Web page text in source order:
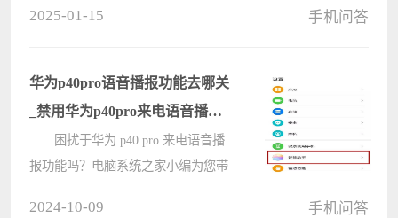
能出现的显卡冲突问题。 第一步
????
2025-01-15 手机问答
华为p40pro语音播报功能去哪关
_禁用华为p40pro来电语音播报
方法
困扰于华为 p40 pro 来电语音播
报功能吗？电脑系统之家小编为您带
2024-10-09 手机问答